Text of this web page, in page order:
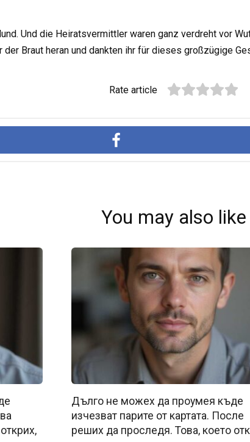
Und die Heiratsvermittler waren ganz verdreht vor
Braut heran und dankten ihr für dieses großzügige
Rate article
You may also like
Дълго не можех да проумея къде
изчезват парите от картата. После
реших да проследя. Това, което